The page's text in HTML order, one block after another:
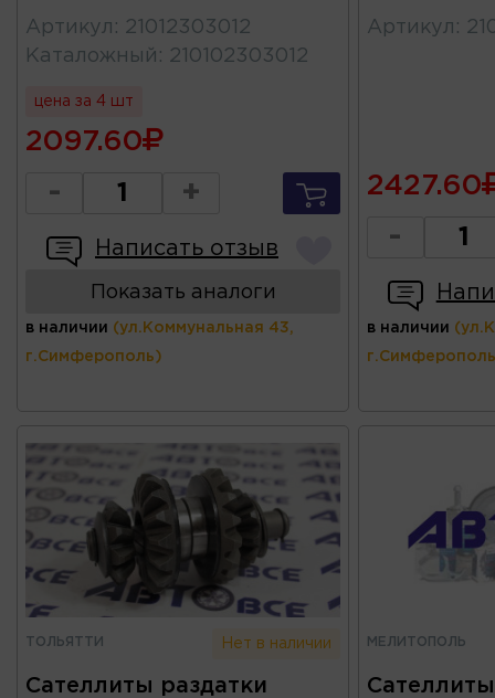
Артикул : 21012303012
Каталожный : 210102303012
цена за 4 шт
2097.60
- +
Написать отзыв
Показать аналоги
в наличии (ул.Коммунальная 43,
г.Симферополь)
Артикул :
2427.60
-
в наличии
ТОЛЬЯТТИ Нет в наличии
Сателлиты раздатки
МЕЛИТОПОЛЬ
Сателлиты